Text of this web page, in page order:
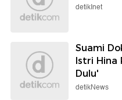
detikInet
Suami
Istri Hina
Dulu'
detikNews